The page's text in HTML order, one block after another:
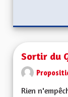
Sortir du
Rien